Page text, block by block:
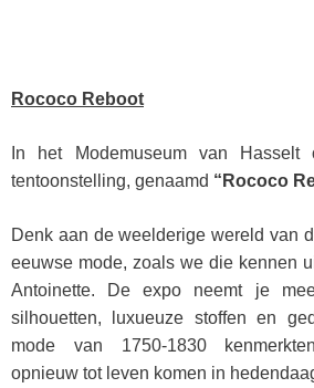
Rococo Reboot
In het Modemuseum van Hasselt
tentoonstelling, genaamd “Rococo
Denk aan de weelderige wereld van
eeuwse mode, zoals we die kennen
Antoinette. De expo neemt je
silhouetten, luxueuze stoffen en
mode van 1750-1830
opnieuw tot leven komen in